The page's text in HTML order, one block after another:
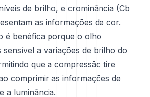
de brilho, e crominância (Cb
as informações de cor.
é benéfica porque o olho
sensível a variações de brilho do
que a compressão tire
comprimir as informações de
a luminância.